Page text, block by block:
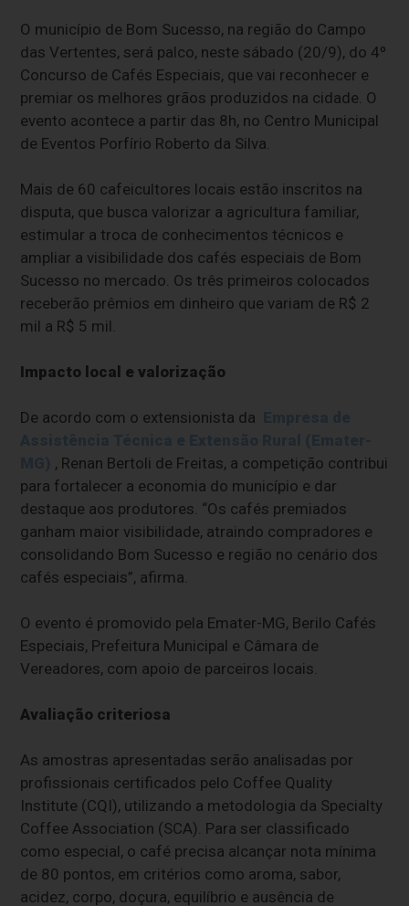
O município de Bom Sucesso, na região do Campo
das Vertentes, será palco, neste sábado (20/9), do 4º
Concurso de Cafés Especiais, que vai reconhecer e
premiar os melhores grãos produzidos na cidade. O
evento acontece a partir das 8h, no Centro Municipal
de Eventos Porfírio Roberto da Silva.
Mais de 60 cafeicultores locais estão inscritos na
disputa, que busca valorizar a agricultura familiar,
estimular a troca de conhecimentos técnicos e
ampliar a visibilidade dos cafés especiais de Bom
Sucesso no mercado. Os três primeiros colocados
receberão prêmios em dinheiro que variam de R$ 2
mil a R$ 5 mil.
Impacto local e valorização
De acordo com o extensionista da
, Renan Bertoli de Freitas, a competição contribui
para fortalecer a economia do município e dar
destaque aos produtores. “Os cafés premiados
ganham maior visibilidade, atraindo compradores e
consolidando Bom Sucesso e região no cenário dos
cafés especiais”, afirma.
O evento é promovido pela Emater-MG, Berilo Cafés
Especiais, Prefeitura Municipal e Câmara de
Vereadores, com apoio de parceiros locais.
Avaliação criteriosa
As amostras apresentadas serão analisadas por
profissionais certificados pelo Coffee Quality
Institute (CQI), utilizando a metodologia da Specialty
Coffee Association (SCA). Para ser classificado
como especial, o café precisa alcançar nota mínima
de 80 pontos, em critérios como aroma, sabor,
acidez, corpo, doçura, equilíbrio e ausência de